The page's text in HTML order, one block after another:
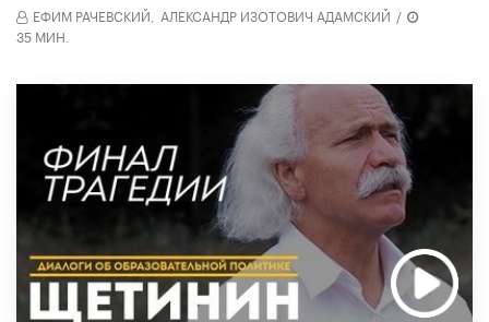
ЕФИМ РАЧЕВСКИЙ, АЛЕКСАНДР ИЗОТОВИЧ АДАМСКИЙ /
35 МИН.